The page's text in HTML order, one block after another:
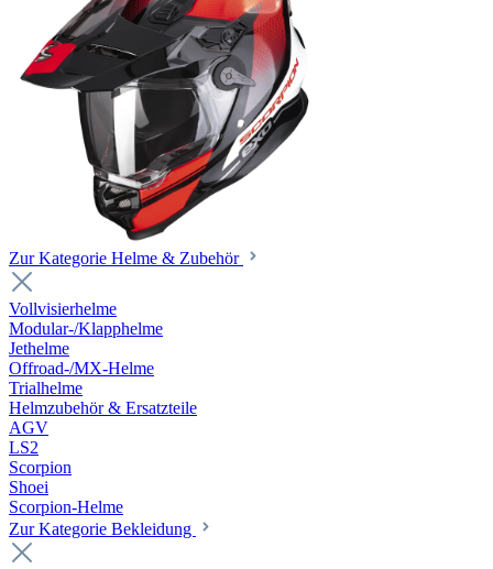
Zur Kategorie Helme & Zubehör
Vollvisierhelme
Modular-/Klapphelme
Jethelme
Offroad-/MX-Helme
Trialhelme
Helmzubehör & Ersatzteile
AGV
LS2
Scorpion
Shoei
Scorpion-Helme
Zur Kategorie Bekleidung